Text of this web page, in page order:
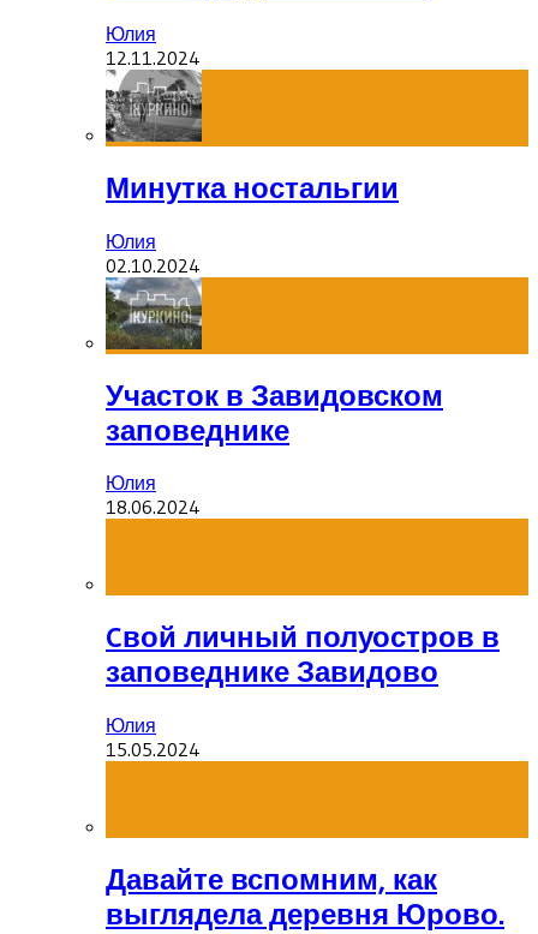
Юлия
12.11.2024
Минутка ностальгии
Юлия
02.10.2024
Участок в Завидовском
заповеднике
Юлия
18.06.2024
Cвой личный полуостров в
заповеднике Завидово
Юлия
15.05.2024
Давайте вспомним, как
выглядела деревня Юрово.